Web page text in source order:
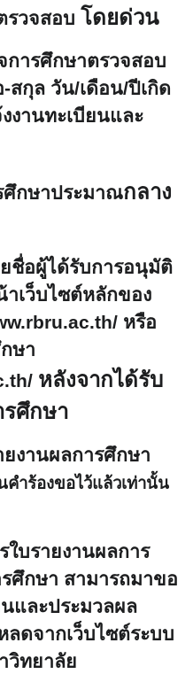
รวจสอบ โดยด่วน
การศึกษาตรวจสอบ
กุล วัน/เดือน/ปีเกิด
งานทะเบียนและ
ศึกษาประมาณกลาง
ชื่อผู้ได้รับการอนุมัติ
เว็บไซต์หลักของ
หรือ
ษา
หลังจากได้รับ
รศึกษา
งานผลการศึกษา
คำร้องขอไว้แล้วเท่านั้น
รายงานผลการ
ศึกษา สามารถมาขอ
และประมวลผล
ลดจากเว็บไซต์ระบบ
วิทยาลัย